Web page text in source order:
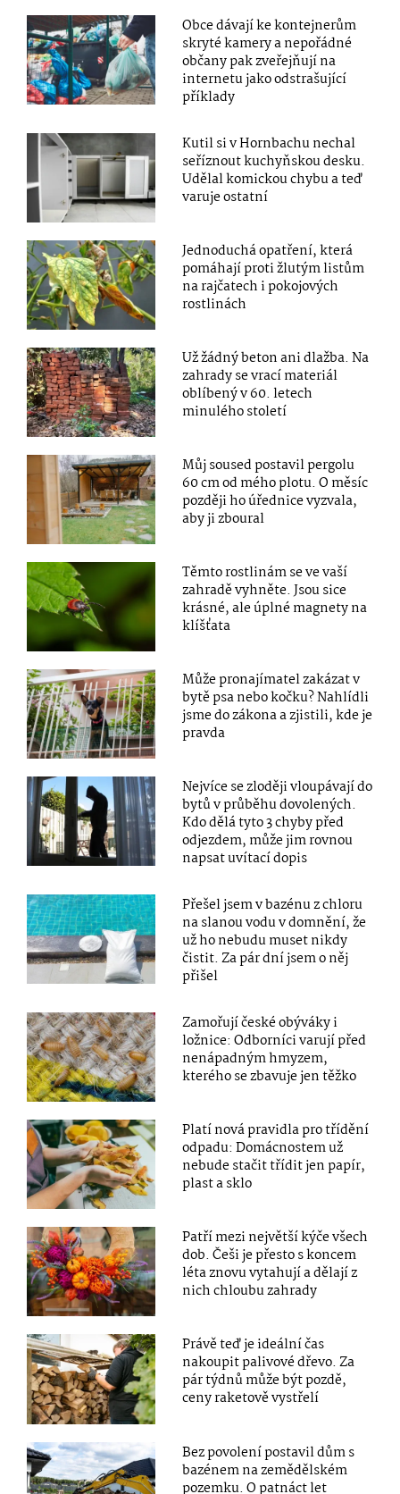
Obce dávají ke kontejnerům
skryté kamery a nepořádné
občany pak zveřejňují na
internetu jako odstrašující
příklady
Kutil si v Hornbachu nechal
seříznout kuchyňskou desku.
Udělal komickou chybu a teď
varuje ostatní
Jednoduchá opatření, která
pomáhají proti žlutým listům
na rajčatech i pokojových
rostlinách
Už žádný beton ani dlažba. Na
zahrady se vrací materiál
oblíbený v 60. letech
minulého století
Můj soused postavil pergolu
60 cm od mého plotu. O měsíc
později ho úřednice vyzvala,
aby ji zboural
Těmto rostlinám se ve vaší
zahradě vyhněte. Jsou sice
krásné, ale úplné magnety na
klíšťata
Může pronajímatel zakázat v
bytě psa nebo kočku? Nahlídli
jsme do zákona a zjistili, kde je
pravda
Nejvíce se zloději vloupávají do
bytů v průběhu dovolených.
Kdo dělá tyto 3 chyby před
odjezdem, může jim rovnou
napsat uvítací dopis
Přešel jsem v bazénu z chloru
na slanou vodu v domnění, že
už ho nebudu muset nikdy
čistit. Za pár dní jsem o něj
přišel
Zamořují české obýváky i
ložnice: Odborníci varují před
nenápadným hmyzem,
kterého se zbavuje jen těžko
Platí nová pravidla pro třídění
odpadu: Domácnostem už
nebude stačit třídit jen papír,
plast a sklo
Patří mezi největší kýče všech
dob. Češi je přesto s koncem
léta znovu vytahují a dělají z
nich chloubu zahrady
Právě teď je ideální čas
nakoupit palivové dřevo. Za
pár týdnů může být pozdě,
ceny raketově vystřelí
Bez povolení postavil dům s
bazénem na zemědělském
pozemku. O patnáct let